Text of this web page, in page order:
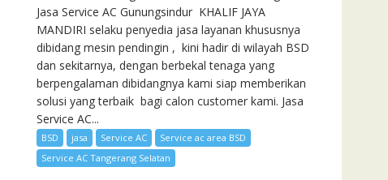
Jasa Service AC Gunungsindur KHALIF JAYA
MANDIRI selaku penyedia jasa layanan khususnya
dibidang mesin pendingin , kini hadir di wilayah BSD
dan sekitarnya, dengan berbekal tenaga yang
berpengalaman dibidangnya kami siap memberikan
solusi yang terbaik bagi calon customer kami. Jasa
Service AC...
BSD jasa Service AC
Service ac area BSD
Service AC Tangerang Selatan